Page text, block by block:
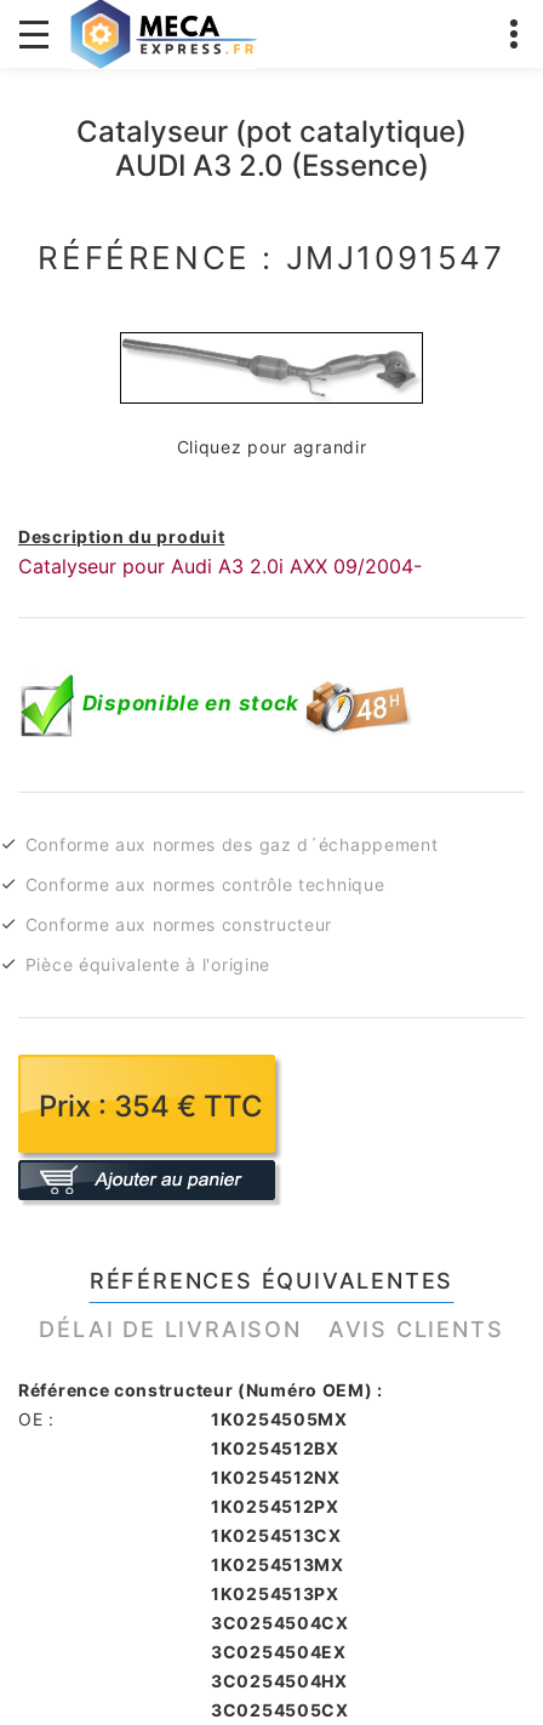
Catalyseur (pot catalytique)
AUDI A3 2.0 (Essence)
RÉFÉRENCE : JMJ1091547
Cliquez pour agrandir
Description du produit
Catalyseur pour Audi A3 2.0i AXX 09/2004-
Disponible en stock
Conforme aux normes des gaz d´échappement
Conforme aux normes contrôle technique
Conforme aux normes constructeur
Pièce équivalente à l'origine
Prix : 354 € TTC
RÉFÉRENCES ÉQUIVALENTES
DÉLAI DE LIVRAISON
AVIS CLIENTS
Référence constructeur (Numéro OEM) :
OE :
1K0254505MX
1K0254512BX
1K0254512NX
1K0254512PX
1K0254513CX
1K0254513MX
1K0254513PX
3C0254504CX
3C0254504EX
3C0254504HX
3C0254505CX